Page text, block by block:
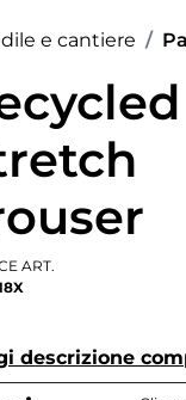
e cantiere
ART.
descrizione